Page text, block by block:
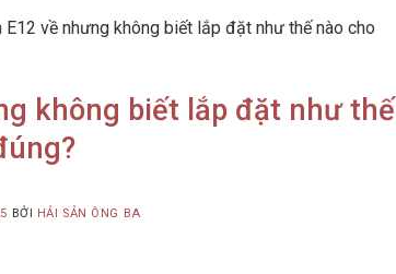
về nhưng không biết lắp đặt như thế nào cho
không biết lắp đặt như thế
BỞI HẢI SẢN ÔNG BA